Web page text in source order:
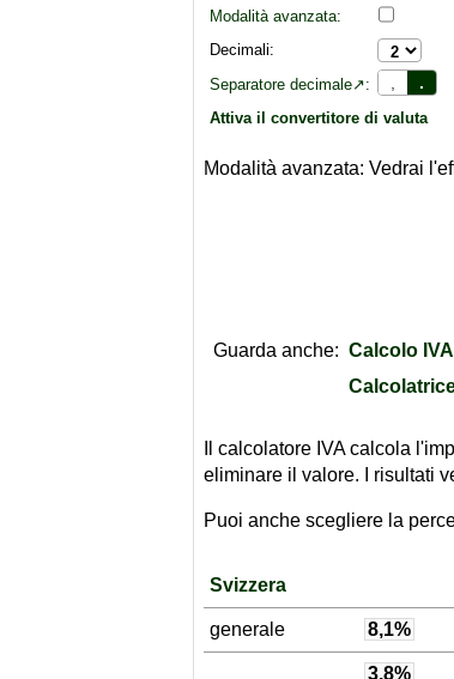
Modalità avanzata:
Decimali:
Separatore decimale↗:
.
Attiva il convertitore di valuta
Modalità avanzata: Vedrai
Guarda anche: Calcolo
Il calcolatore IVA calcola
eliminare il valore. I risultati
Puoi anche scegliere la
Svizzera
generale 8,1%
3,8%